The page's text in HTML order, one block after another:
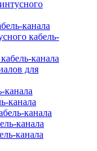
канала
кабель-
канала
для
канала
канала
канала
канала
канала